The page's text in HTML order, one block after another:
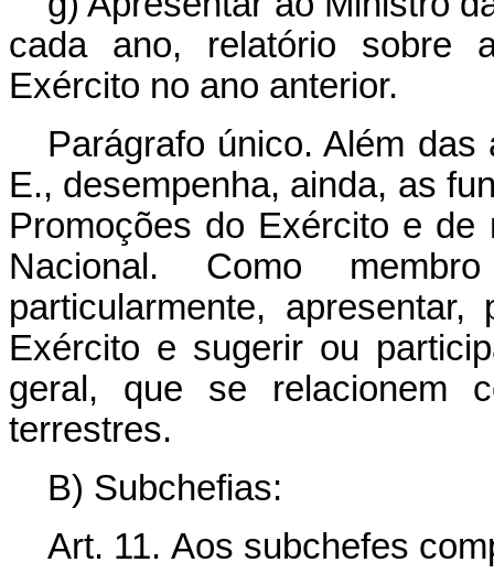
cada ano, relatório sobre
Exército no ano anterior.
Parágrafo único. Além
E., desempenha, ainda, as
Promoções do Exército e
Nacional. Como
particularmente,
Exército e sugerir ou
geral, que se relacionem
terrestres.
B) Subchefias:
Art. 11. Aos subchefes